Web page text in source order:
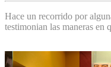
Hace un recorrido por
testimonian las maneras